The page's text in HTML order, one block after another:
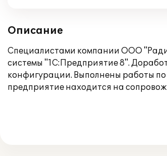
Описание
Специалистами компании ООО
системы "1С:Предприятие 8".
конфигурации. Выполнены работы
предприятие находится на